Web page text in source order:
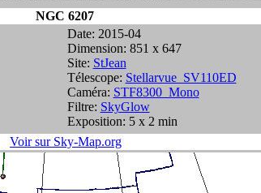
NGC 6207
Date: 2015-04
Dimension: 851 x 647
Site: StJean
Télescope: Stellarvue_SV110ED
Caméra: STF8300_Mono
Filtre: SkyGlow
Exposition: 5 x 2 min
Voir sur Sky-Map.org